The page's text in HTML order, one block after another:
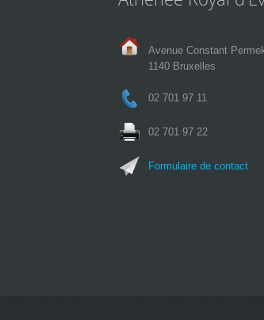
Avenue Constant
1140 Bruxelles
02 701 97 11
02 701 97 22
Formulaire de contact